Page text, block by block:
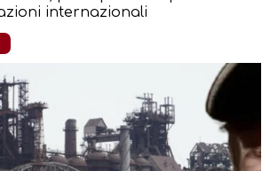
internazionali